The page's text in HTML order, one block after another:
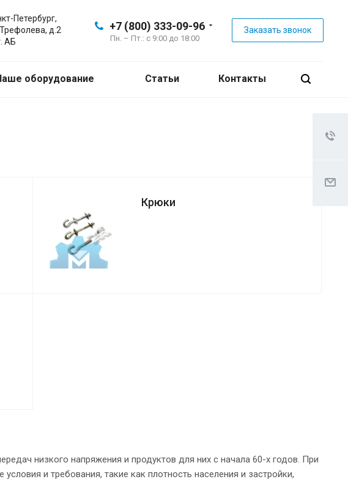
+7 (800) 333-09-96
Пн. – Пт.: с 9:00 до 18:00
Заказать звонок
Петербург,
д.2
АБ
оборудование Статьи Контакты
Крюки
низкого напряжения и продуктов для них с начала 60-х годов. При
и требования, такие как плотность населения и застройки,